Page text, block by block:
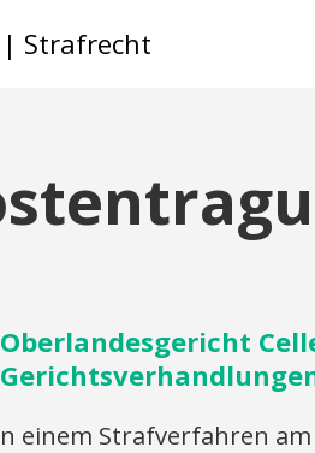
Strafrecht
Oberlandesgericht
n einem Strafverfahren